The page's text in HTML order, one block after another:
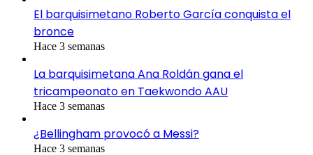
El barquisimetano Roberto García conquista el
bronce
Hace 3 semanas
La barquisimetana Ana Roldán gana el
tricampeonato en Taekwondo AAU
Hace 3 semanas
¿Bellingham provocó a Messi?
Hace 3 semanas